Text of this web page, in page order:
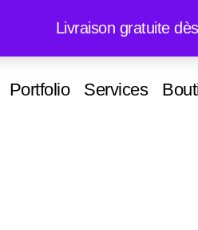
Livraison gratuite
Portfolio Services